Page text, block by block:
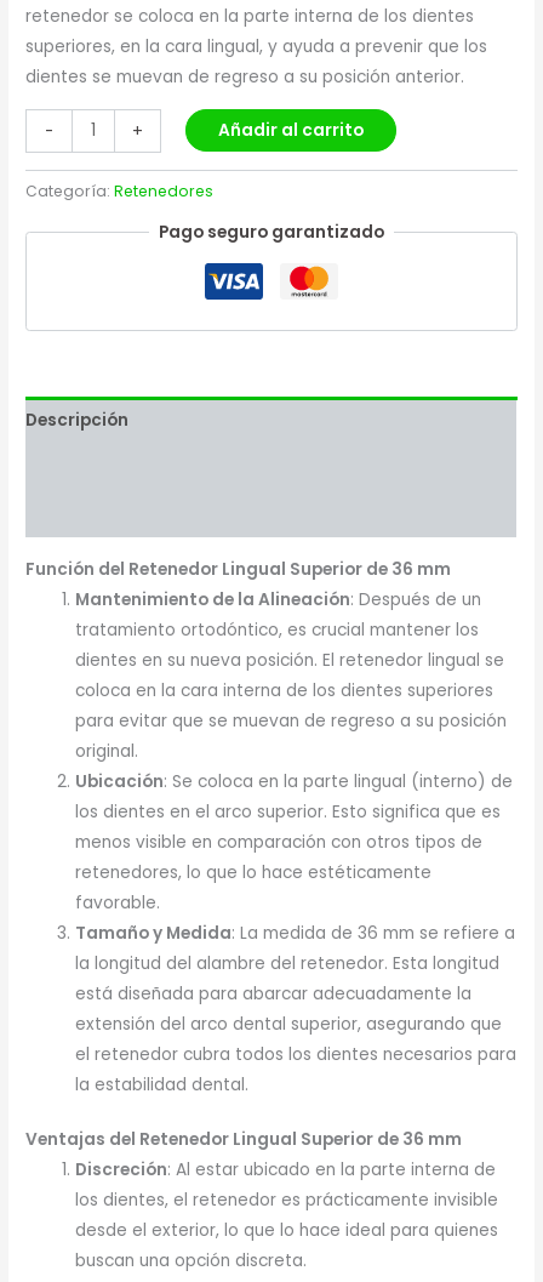
retenedor se coloca en la parte interna de los dientes
superiores, en la cara lingual, y ayuda a prevenir que los
dientes se muevan de regreso a su posición anterior.
- + Añadir al carrito
Categoría:Retenedores
Pago seguro garantizado
Descripción
Función del Retenedor Lingual Superior de 36 mm
Mantenimiento de la Alineación: Después de un
tratamiento ortodóntico, es crucial mantener los
dientes en su nueva posición. El retenedor lingual se
coloca en la cara interna de los dientes superiores
para evitar que se muevan de regreso a su posición
original.
Ubicación: Se coloca en la parte lingual (interno) de
los dientes en el arco superior. Esto significa que es
menos visible en comparación con otros tipos de
retenedores, lo que lo hace estéticamente
favorable.
Tamaño y Medida: La medida de 36 mm se refiere a
la longitud del alambre del retenedor. Esta longitud
está diseñada para abarcar adecuadamente la
extensión del arco dental superior, asegurando que
el retenedor cubra todos los dientes necesarios para
la estabilidad dental.
Ventajas del Retenedor Lingual Superior de 36 mm
Discreción: Al estar ubicado en la parte interna de
los dientes, el retenedor es prácticamente invisible
desde el exterior, lo que lo hace ideal para quienes
buscan una opción discreta.